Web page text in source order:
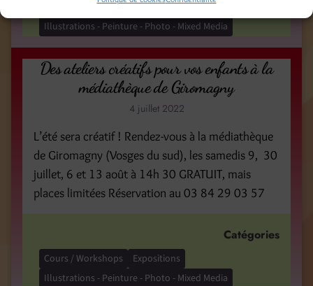
Boutique - e-shop Cours / Workshops
Illustrations - Peinture - Photo - Mixed Media
Des ateliers créatifs pour vos enfants à la
médiathèque de Giromagny
4 juillet 2022
L’été sera créatif ! Rendez-vous à la médiathèque
de Giromagny (Vosges du sud), les samedis 9, 30
juillet, 6 et 13 août à 14h 30 GRATUIT, mais
places limitées Réservation au 03 84 29 03 57
Catégories
Cours / Workshops
Expositions
Illustrations - Peinture - Photo - Mixed Media